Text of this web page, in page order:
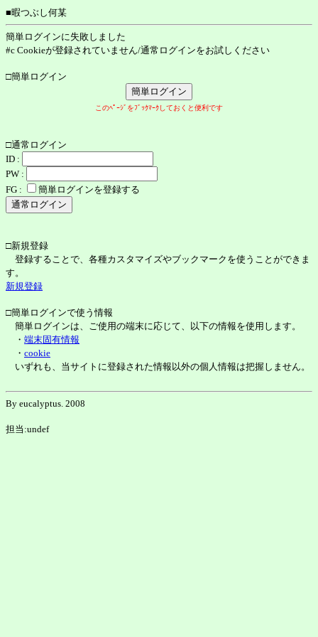
■暇つぶし何某
簡単ログインに失敗しました
#c Cookieが登録されていません/通常ログインをお試しください
□簡単ログイン
このﾍﾟｰｼﾞをﾌﾞｯｸﾏｰｸしておくと便利です
□通常ログイン
ID :
PW :
FG :
簡単ログインを登録する
□新規登録
登録することで、各種カスタマイズやブックマークを使うことができま
す。
新規登録
□簡単ログインで使う情報
簡単ログインは、ご使用の端末に応じて、以下の情報を使用します。
・ 端末固有情報
・ cookie
いずれも、当サイトに登録された情報以外の個人情報は把握しません。
By eucalyptus. 2008
担当:undef